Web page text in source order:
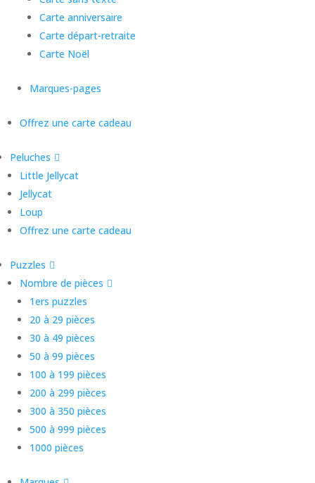
Carte anniversaire
Carte départ-retraite
Carte Noël
Marques-pages
Offrez une carte cadeau
Peluches
Little Jellycat
Jellycat
Loup
Offrez une carte cadeau
Puzzles
Nombre de pièces
1ers puzzles
20 à 29 pièces
30 à 49 pièces
50 à 99 pièces
100 à 199 pièces
200 à 299 pièces
300 à 350 pièces
500 à 999 pièces
1000 pièces